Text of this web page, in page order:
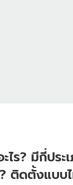
ไร? มีกี่ประ
ติดตั้งแบบ